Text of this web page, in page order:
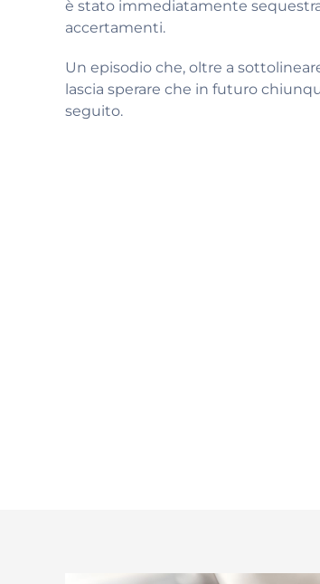
è stato immediatamente
accertamenti.
Un episodio che, oltre a
lascia sperare che in futuro
seguito.